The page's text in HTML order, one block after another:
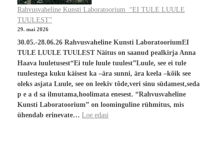
Rahvusvaheline Kunsti Laboratoorium “EI TULE LUULE
TUULEST”
29. mai 2026
30.05.-28.06.26 Rahvusvaheline Kunsti LaboratooriumEI
TULE LUULE TUULEST Näitus on saanud pealkirja Anna
Haava luuletusest“Ei tule luule tuulest”Luule, see ei tule
tuulestega kuku käisest ka –ära sunni, ära keela –kõik see
oleks asjata Luule, see on leekiv tõde,veri sinu südamest,seda
p e a d sa ilmutama,hoolimata enesest. “Rahvusvaheline
Kunsti Laboratoorium” on loominguline rühmitus, mis
ühendab erinevate… Loe edasi